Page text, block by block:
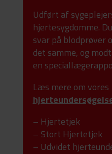
Udført af
hjertesygdomme.
svar på blodprøver
det samme, og
en
Læs mere om vores
– Hjertetjek
– Stort Hjertetjek
– Udvidet